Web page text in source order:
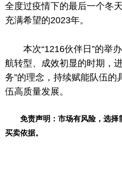
全度过疫情下的最后一个冬
充满希望的2023年。
本次“1216伙伴日”的举办
航转型、成效初显的时期，
务”的理念，持续赋能队伍的
伍高质量发展。
免责声明：市场有风险，选
买卖依据。